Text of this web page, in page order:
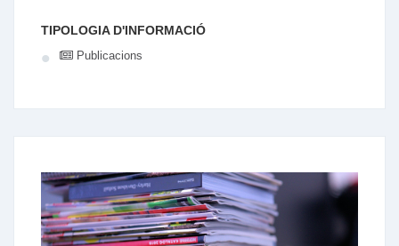
TIPOLOGIA D'INFORMACIÓ
Publicacions